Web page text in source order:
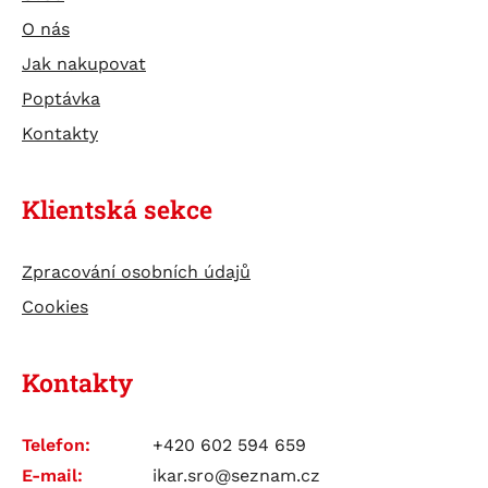
O nás
Jak nakupovat
Poptávka
Kontakty
Klientská sekce
Zpracování osobních údajů
Cookies
Kontakty
Telefon:
+420 602 594 659
E-mail:
ikar.sro@seznam.cz